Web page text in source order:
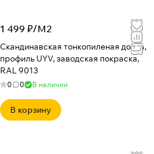
1 499 ₽/М2
Скандинавская тонкопиленая доска,
профиль UYV, заводская покраска,
RAL 9013
0 0 В наличии
В корзину